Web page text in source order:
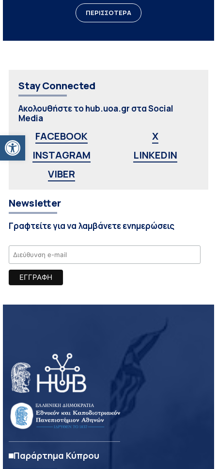
Ανοίξτε τη γραμμή εργαλείων
ΠΕΡΙΣΣΟΤΕΡΑ
Stay Connected
Ακολουθήστε το hub.uoa.gr στα Social
Media
FACEBOOK
X
INSTAGRAM
LINKEDIN
VIBER
Newsletter
Γραφτείτε για να λαμβάνετε ενημερώσεις
Παράρτημα Κύπρου